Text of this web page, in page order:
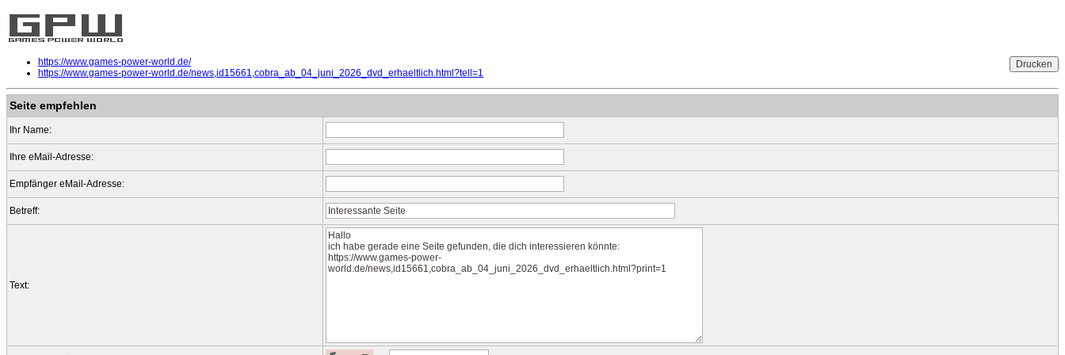
https://www.games-power-world.de/
https://www.games-power-world.de/news,id15661,cobra_ab_04_juni_2026_dvd_erhaeltlich.html?tell=1
Seite empfehlen
Ihr Name:
Ihre eMail-Adresse:
Empfänger eMail-Adresse:
Betreff:
Text: